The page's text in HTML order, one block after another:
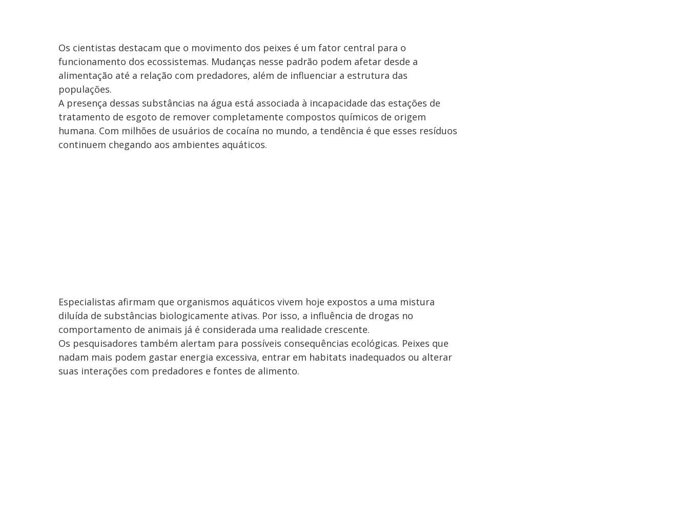
Os cientistas destacam que o movimento dos peixes é um fator central para o
funcionamento dos ecossistemas. Mudanças nesse padrão podem afetar desde a
alimentação até a relação com predadores, além de influenciar a estrutura das
populações.
A presença dessas substâncias na água está associada à incapacidade das estações de
tratamento de esgoto de remover completamente compostos químicos de origem
humana. Com milhões de usuários de cocaína no mundo, a tendência é que esses resíduos
continuem chegando aos ambientes aquáticos.
Especialistas afirmam que organismos aquáticos vivem hoje expostos a uma mistura
diluída de substâncias biologicamente ativas. Por isso, a influência de drogas no
comportamento de animais já é considerada uma realidade crescente.
Os pesquisadores também alertam para possíveis consequências ecológicas. Peixes que
nadam mais podem gastar energia excessiva, entrar em habitats inadequados ou alterar
suas interações com predadores e fontes de alimento.